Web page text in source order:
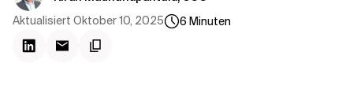
Aktualisiert Oktober 10, 2025 6 Minuten